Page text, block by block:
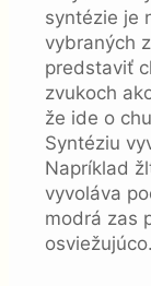
syntézie je
vybraných
predstaviť
zvukoch
že ide o
Syntéziu
Napríklad
vyvoláva
modrá zas
osviežujúco.